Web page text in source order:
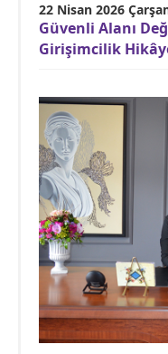
22 Nisan 2026
Güvenli Alanı
Girişimcilik